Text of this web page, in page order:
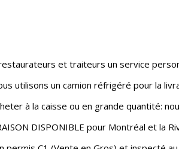
et traiteurs un service
utilisons un camion réfrigéré pour la
à la caisse ou en grande quantité:
DISPONIBLE pour Montréal et la